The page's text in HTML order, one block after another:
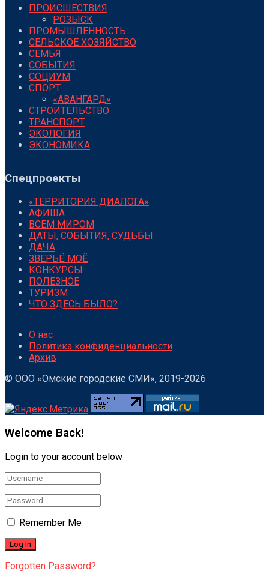
ПРОИСШЕСТВИЯ
РОЗЫСК
ПРОМЫШЛЕННОСТЬ
СЕЛЬСКОЕ ХОЗЯЙСТВО
СЕМЬЯ
СОБЫТИЯ
СОЦИУМ
СПОРТ
«АВАНГАРД»
СТРОИТЕЛЬСТВО
ТРАНСПОРТ
ЭКОЛОГИЯ
ЭКОНОМИКА
Спецпроекты
«ТЕРРИТОРИЯ ДИАЛОГА»
АФИША
ВСЕМ МИРОМ
ДАТЫ, СОБЫТИЯ, СУДЬБЫ
ДАЧА
ЗВЕРЬЁ МОЁ
КОНКУРСЫ
ПОЛЕЗНОЕ
ТУРИЗМ
ЧТО ЗДЕСЬ БЫЛО?
О нас
Политика конфиденциальности
Архив
© ООО «Омские городские СМИ», 2019-2026
Welcome Back!
Login to your account below
Remember Me
Forgotten Password?